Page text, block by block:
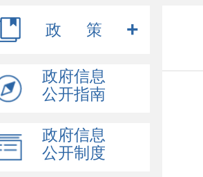
政 策
行政规范性文件
其他文件
政府信息
公开指南
政府信息
公开制度